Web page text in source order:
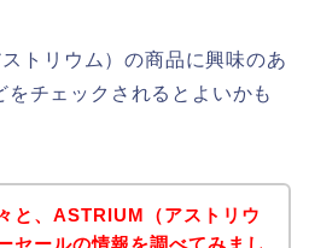
トリウム）の商品に興味のあ
をチェックされるとよいかも
と、ASTRIUM（アストリウ
セールの情報を調べてみまし